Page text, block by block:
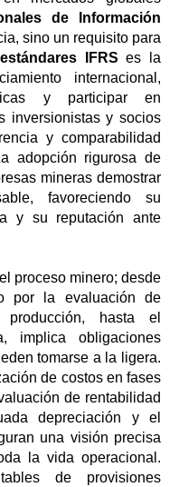
de Información
sino un requisito para
estándares IFRS es la
internacional,
y participar en
inversionistas y socios
y comparabilidad
adopción rigurosa de
mineras demostrar
favoreciendo su
y su reputación ante
proceso minero; desde
por la evaluación de
hasta el
implica obligaciones
tomarse a la ligera.
de costos en fases
de rentabilidad
depreciación y el
una visión precisa
la vida operacional.
de provisiones